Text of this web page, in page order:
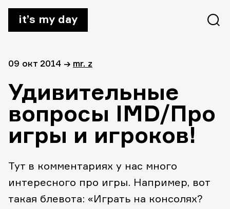
it’s my day
09 окт 2014 → mr. z
Удивительные
вопросы IMD/Про
игры и игроков!
Тут в комментариях у нас много
интересного про игры. Например, вот
такая блевота: «Играть на консолях?